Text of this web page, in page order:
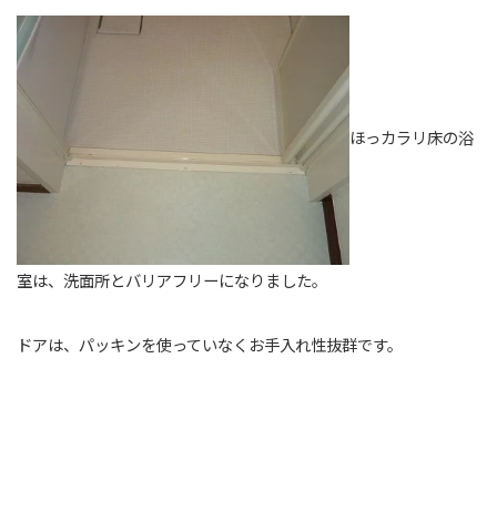
ほっカラリ床の浴
室は、洗面所とバリアフリーになりました。
ドアは、パッキンを使っていなくお手入れ性抜群です。